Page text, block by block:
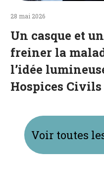
28 mai 2026
Un casque et
freiner la
l’idée
Hospices
Voir toutes